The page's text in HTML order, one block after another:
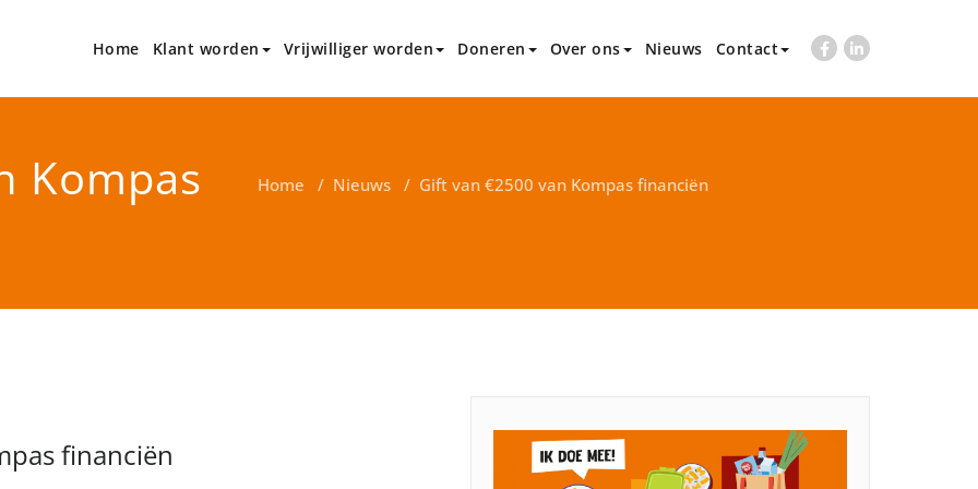
Home Klant worden Vrijwilliger worden Doneren Over ons Nieuws Contact
Kompas
Home / Nieuws / Gift van €2500 van Kompas financiën
financiën